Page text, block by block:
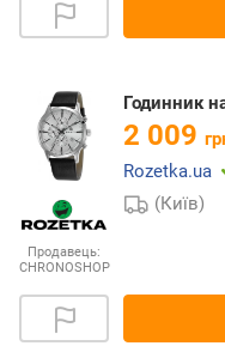
Продавець:
CHRONOSHOP
Годинник
2 009
Rozetka.ua
(Київ)